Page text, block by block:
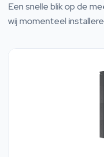
Een snelle blik op de
wij momenteel